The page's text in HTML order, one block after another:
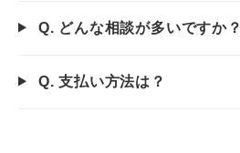
Q. どんな相談が多いですか？
Q. 支払い方法は？